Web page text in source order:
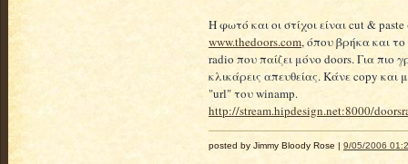
Η φωτό και οι στίχοι είναι cut &
www.thedoors.com, όπου βρήκα και
radio που παίζει μόνο doors. Για πιο
κλικάρεις απευθείας. Κάνε copy
"url" του winamp.
http://stream.hipdesign.net:8000/
posted by Jimmy Bloody Rose | 9/05/2006